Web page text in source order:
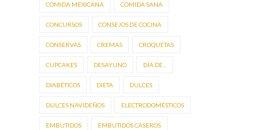
COMIDA MEXICANA COMIDA SANA
CONCURSOS CONSEJOS DE COCINA
CONSERVAS CREMAS CROQUETAS
CUPCAKES DESAYUNO DÍA DE...
DIABÉTICOS DIETA DULCES
DULCES NAVIDEÑOS ELECTRODOMÉSTICOS
EMBUTIDOS EMBUTIDOS CASEROS